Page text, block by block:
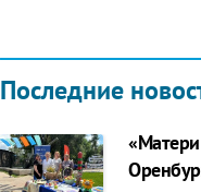
Последние